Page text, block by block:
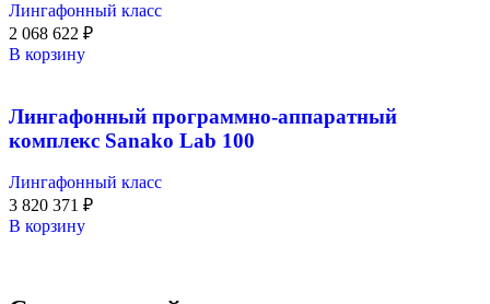
Лингафонный класс
2 068 622 ₽
В корзину
Лингафонный программно-аппаратный
комплекс Sanako Lab 100
Лингафонный класс
3 820 371 ₽
В корзину